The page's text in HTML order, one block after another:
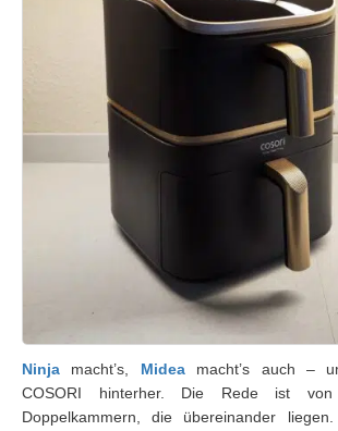
Ninja macht’s, Mideamacht’s auch –
COSORI hinterher. Die Rede ist
Doppelkammern, die übereinander